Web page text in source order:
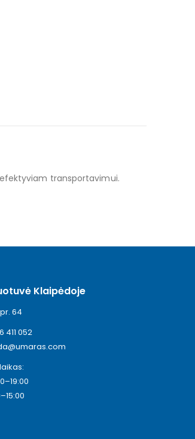
efektyviam transportavimui.
Klaipėdoje
64
411 052